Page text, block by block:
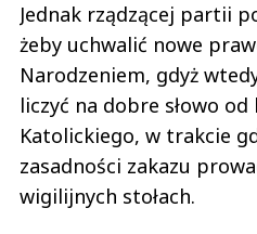
Jednak rządzącej partii
żeby uchwalić nowe
Narodzeniem, gdyż
liczyć na dobre słowo od
Katolickiego, w trakcie
zasadności zakazu
wigilijnych stołach.